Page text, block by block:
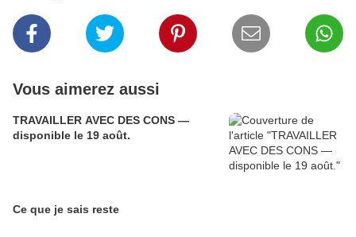
Vous aimerez aussi
TRAVAILLER AVEC DES CONS —
disponible le 19 août.
Ce que je sais reste